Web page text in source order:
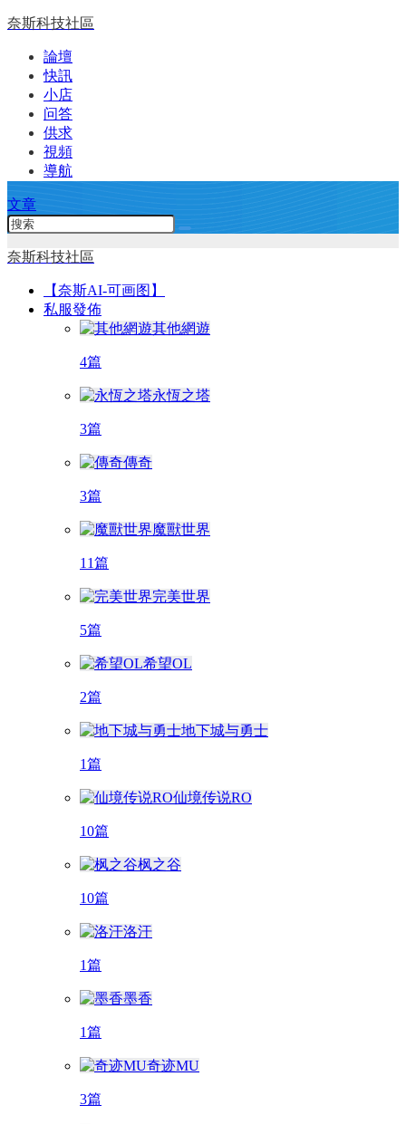
奈斯科技社區
論壇
快訊
小店
问答
供求
視頻
導航
文章
奈斯科技社區
【奈斯AI-可画图】
私服發佈
其他網遊
4篇
永恆之塔
3篇
傳奇
3篇
魔獸世界
11篇
完美世界
5篇
希望OL
2篇
地下城与勇士
1篇
仙境传说RO
10篇
枫之谷
10篇
洛汗
1篇
墨香
1篇
奇迹MU
3篇